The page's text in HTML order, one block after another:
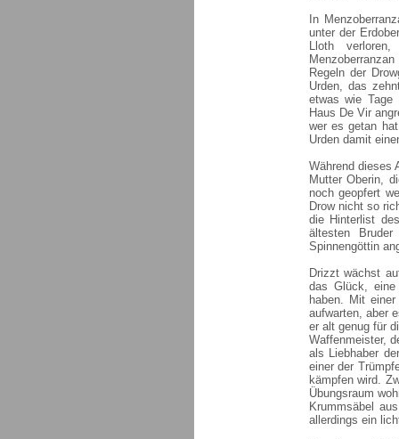
In
unter der
Lloth
Regeln der
Urden, das
etwas wie Tage
Haus De Vir
wer es getan
Urden damit
Während dieses
Mutter Oberin,
noch geopfert
Drow nicht so
die Hinterlist
ältesten
Spinnengöttin
Drizzt wächst
das Glück,
haben. Mit
aufwarten, aber
er alt genug für
Waffenmeister,
als Liebhaber
einer der
kämpfen wird.
Übungsraum
Krummsäbel
allerdings ein